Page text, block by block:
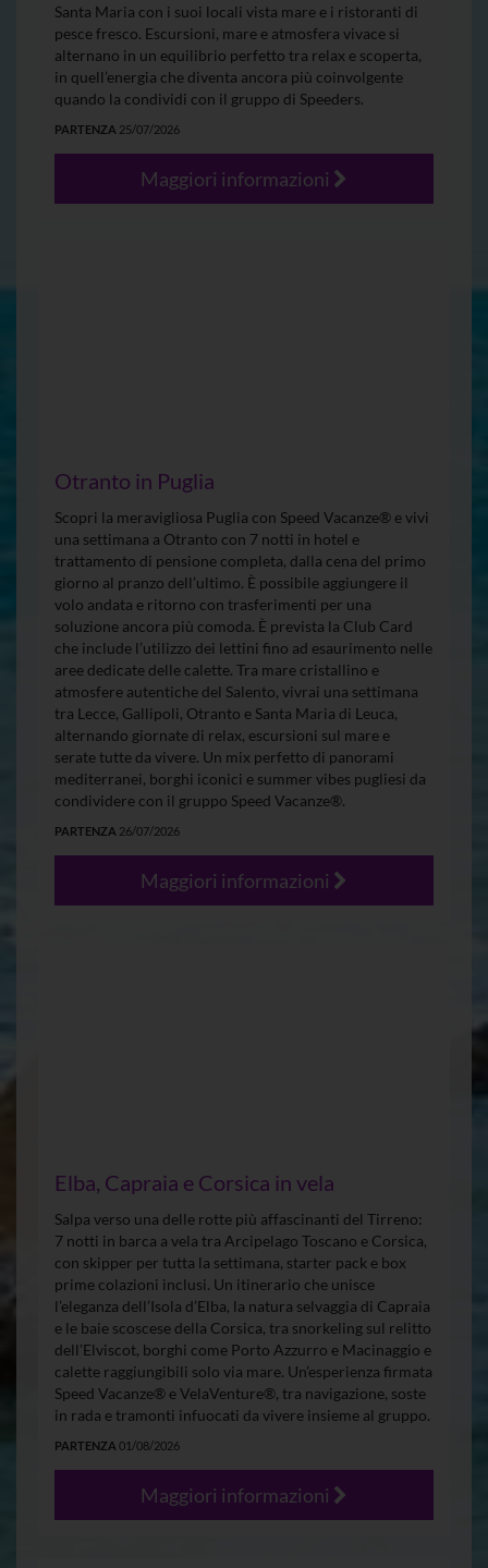
Santa Maria con i suoi locali vista mare e i ristoranti di
pesce fresco. Escursioni, mare e atmosfera vivace si
alternano in un equilibrio perfetto tra relax e scoperta,
in quell’energia che diventa ancora più coinvolgente
quando la condividi con il gruppo di Speeders.
PARTENZA 25/07/2026
Maggiori informazioni
Otranto in Puglia
Scopri la meravigliosa Puglia con Speed Vacanze® e vivi
una settimana a Otranto con 7 notti in hotel e
trattamento di pensione completa, dalla cena del primo
giorno al pranzo dell’ultimo. È possibile aggiungere il
volo andata e ritorno con trasferimenti per una
soluzione ancora più comoda. È prevista la Club Card
che include l’utilizzo dei lettini fino ad esaurimento nelle
aree dedicate delle calette. Tra mare cristallino e
atmosfere autentiche del Salento, vivrai una settimana
tra Lecce, Gallipoli, Otranto e Santa Maria di Leuca,
alternando giornate di relax, escursioni sul mare e
serate tutte da vivere. Un mix perfetto di panorami
mediterranei, borghi iconici e summer vibes pugliesi da
condividere con il gruppo Speed Vacanze®.
PARTENZA 26/07/2026
Maggiori informazioni
Elba, Capraia e Corsica in vela
Salpa verso una delle rotte più affascinanti del Tirreno:
7 notti in barca a vela tra Arcipelago Toscano e Corsica,
con skipper per tutta la settimana, starter pack e box
prime colazioni inclusi. Un itinerario che unisce
l’eleganza dell’Isola d’Elba, la natura selvaggia di Capraia
e le baie scoscese della Corsica, tra snorkeling sul relitto
dell’Elviscot, borghi come Porto Azzurro e Macinaggio e
calette raggiungibili solo via mare. Un’esperienza firmata
Speed Vacanze® e VelaVenture®, tra navigazione, soste
in rada e tramonti infuocati da vivere insieme al gruppo.
PARTENZA 01/08/2026
Maggiori informazioni